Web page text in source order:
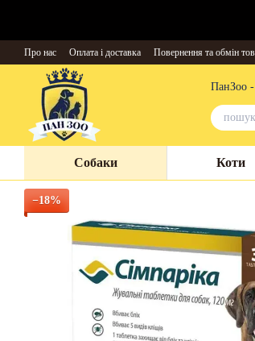
Про нас Оплата і доставка Повернення та обмін
ПанЗоо -
Собаки Коти
−18%